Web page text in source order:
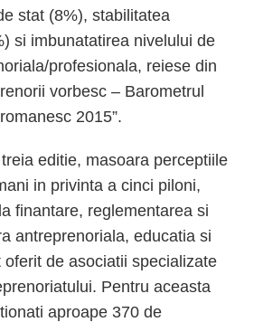
stat (8%), stabilitatea
si imbunatatirea nivelului de
profesionala, reiese din
vorbesc – Barometrul
2015”.
editie, masoara perceptiile
in privinta a cinci piloni,
finantare, reglementarea si
antreprenoriala, educatia si
de asociatii specializate
Pentru aceasta
aproape 370 de